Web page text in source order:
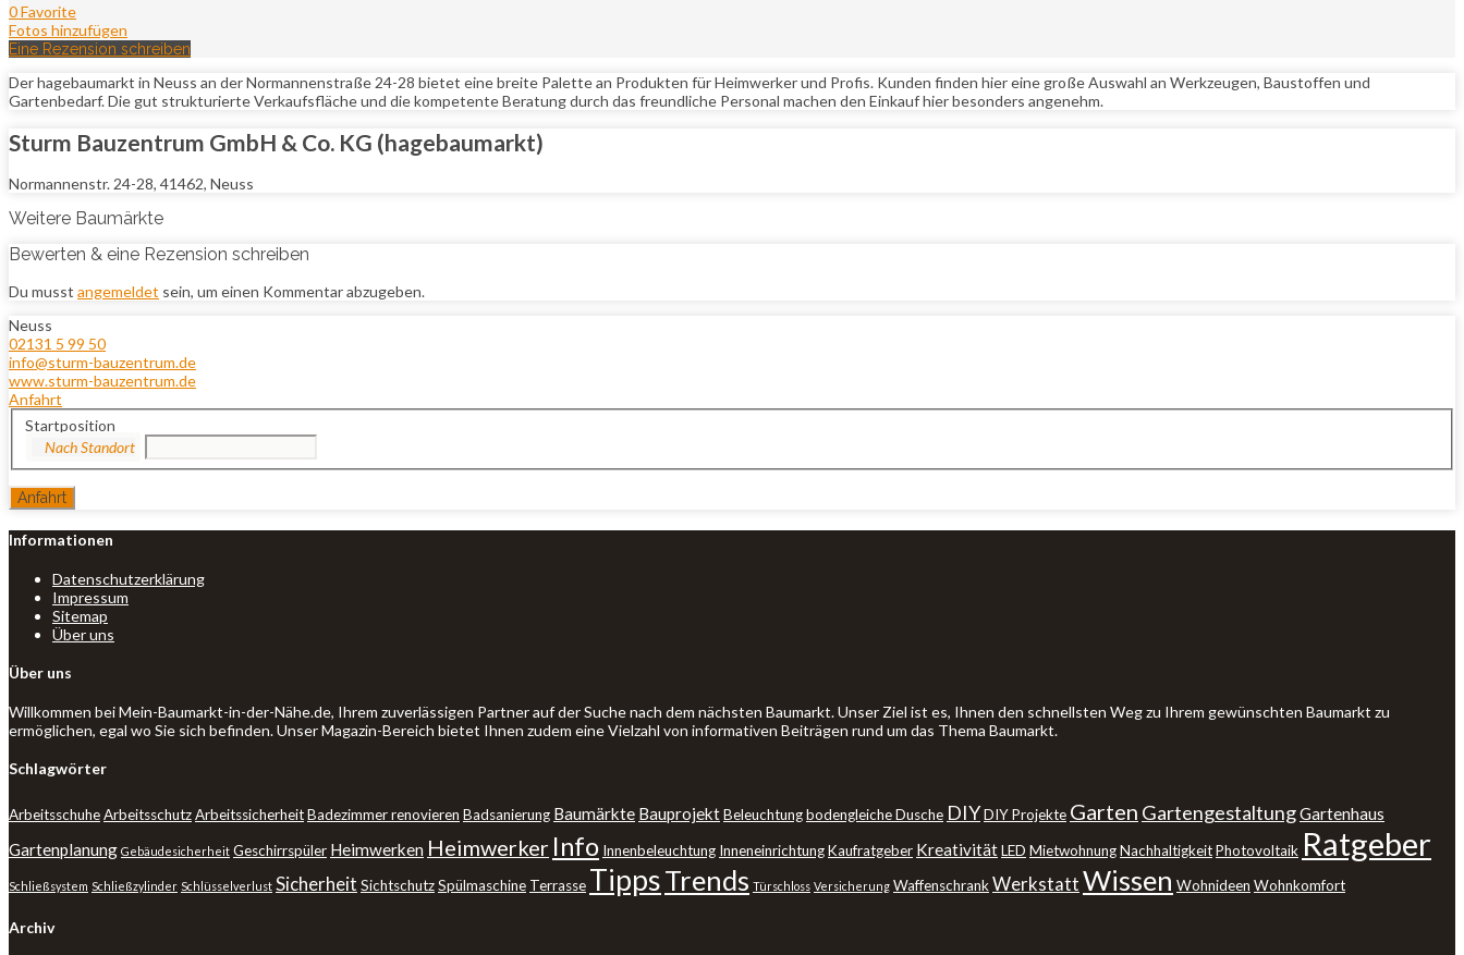
0 Favorite
Fotos hinzufügen
Eine Rezension schreiben
Der hagebaumarkt in Neuss an der Normannenstraße 24-28 bietet eine breite Palette an Produkten für Heimwerker und Profis. Kunden finden hier eine große Auswahl an Werkzeugen, Baustoffen und
Gartenbedarf. Die gut strukturierte Verkaufsfläche und die kompetente Beratung durch das freundliche Personal machen den Einkauf hier besonders angenehm.
Sturm Bauzentrum GmbH & Co. KG (hagebaumarkt)
Normannenstr. 24-28, 41462, Neuss
Weitere Baumärkte
Bewerten & eine Rezension schreiben
Du musst angemeldet sein, um einen Kommentar abzugeben.
Neuss
02131 5 99 50
info@sturm-bauzentrum.de
www.sturm-bauzentrum.de
Anfahrt
Startposition
Informationen
Datenschutzerklärung
Impressum
Sitemap
Über uns
Über uns
Willkommen bei Mein-Baumarkt-in-der-Nähe.de, Ihrem zuverlässigen Partner auf der Suche nach dem nächsten Baumarkt. Unser Ziel ist es, Ihnen den schnellsten Weg zu Ihrem gewünschten Baumarkt zu
ermöglichen, egal wo Sie sich befinden. Unser Magazin-Bereich bietet Ihnen zudem eine Vielzahl von informativen Beiträgen rund um das Thema Baumarkt.
Schlagwörter
ArbeitsschuheArbeitsschutzArbeitssicherheitBadezimmer renovieren Badsanierung Baumärkte BauprojektBeleuchtungbodengleiche Dusche DIYDIY Projekte Garten GartengestaltungGartenhaus
Gartenplanung Gebäudesicherheit Geschirrspüler Heimwerken Heimwerker Info Innenbeleuchtung InneneinrichtungKaufratgeber KreativitätLED MietwohnungNachhaltigkeitPhotovoltaik Ratgeber
Schließsystem Schließzylinder Schlüsselverlust Sicherheit SichtschutzSpülmaschine Terrasse TippsTrends Türschloss Versicherung WaffenschrankWerkstattWissen Wohnideen Wohnkomfort
Archiv